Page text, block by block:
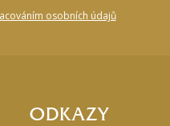
osobních údajů
ODKAZY